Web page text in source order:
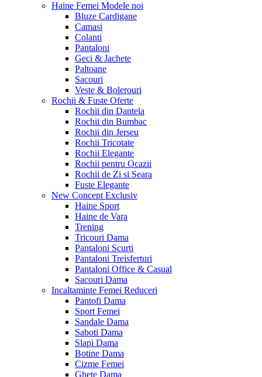
Haine Femei Modele noi
Bluze Cardigane
Camasi
Colanti
Pantaloni
Geci & Jachete
Paltoane
Sacouri
Veste & Bolerouri
Rochii & Fuste Oferte
Rochii din Dantela
Rochii din Bumbac
Rochii din Jerseu
Rochii Tricotate
Rochii Elegante
Rochii pentru Ocazii
Rochii de Zi si Seara
Fuste Elegante
New Concept Exclusiv
Haine Sport
Haine de Vara
Trening
Tricouri Dama
Pantaloni Scurti
Pantaloni Treisferturi
Pantaloni Office & Casual
Sacouri Dama
Incaltaminte Femei Reduceri
Pantofi Dama
Sport Femei
Sandale Dama
Saboti Dama
Slapi Dama
Botine Dama
Cizme Femei
Ghete Dama